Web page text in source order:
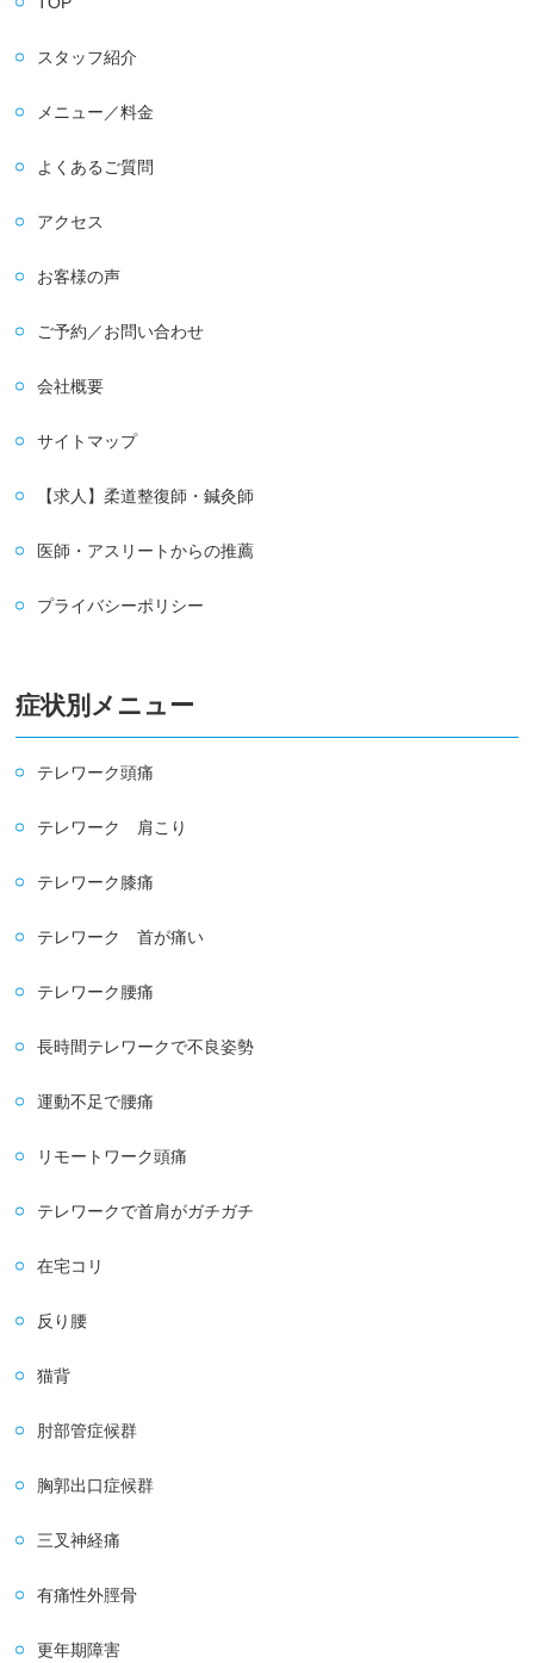
スタッフ紹介
メニュー／料金
よくあるご質問
アクセス
お客様の声
ご予約／お問い合わせ
会社概要
サイトマップ
【求人】柔道整復師・鍼灸師
医師・アスリートからの推薦
プライバシーポリシー
症状別メニュー
テレワーク頭痛
テレワーク 肩こり
テレワーク膝痛
テレワーク 首が痛い
テレワーク腰痛
長時間テレワークで不良姿勢
運動不足で腰痛
リモートワーク頭痛
テレワークで首肩がガチガチ
在宅コリ
反り腰
猫背
肘部管症候群
胸郭出口症候群
三叉神経痛
有痛性外脛骨
更年期障害